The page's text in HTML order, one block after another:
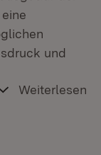
und
Weiterlesen